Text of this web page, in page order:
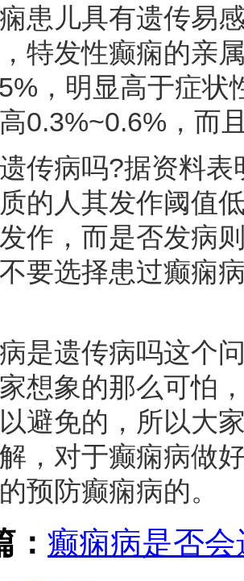
患儿具有遗传易
特发性癫痫的亲
，明显高于症
0.3%~0.6%，而
传病吗?据资料
的人其发作阈值
作，而是否发病
要选择患过癫痫
病是遗传病吗这个
想象的那么可怕
避免的，所以大
，对于癫痫病做
预防癫痫病的。
： 癫痫病是否会